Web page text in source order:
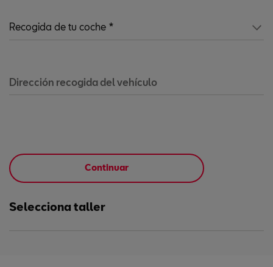
Dirección recogida del vehículo
Continuar
Selecciona taller